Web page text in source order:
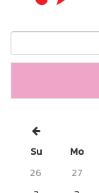
Su
Mo
26
27